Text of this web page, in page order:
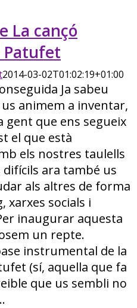
La cançó
2014-03-02T01:02:19+01:00
Ja sabeu
animem a inventar,
que ens segueix
el que està
els nostres taulells
difícils ara també us
als altres de forma
xarxes socials i
inaugurar aquesta
un repte.
instrumental de la
(sí, aquella que fa
que us sembli no